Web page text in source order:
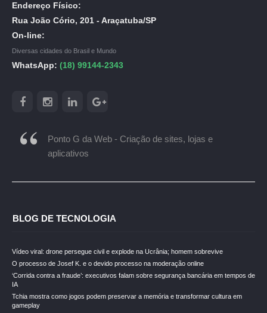
Endereço Físico:
Rua João Cório, 201 - Araçatuba/SP
On-line:
Diversas cidades do Brasil e Mundo
WhatsApp: (18) 99144-2343
Ponto G da Web - Criação de sites, lojas e
aplicativos
BLOG DE TECNOLOGIA
Vídeo viral: drone persegue civil e explode na Ucrânia; homem sobrevive
O processo de Josef K. e o devido processo na moderação online
‘Corrida contra a fraude’: executivos falam sobre segurança bancária em tempos de
IA
Tchia mostra como jogos podem preservar a memória e transformar cultura em
gameplay